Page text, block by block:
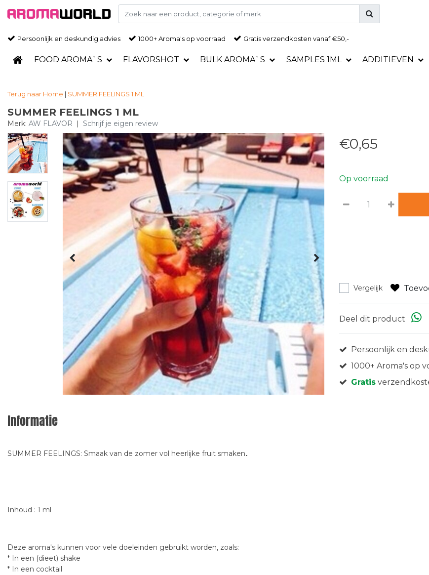
Persoonlijk en deskundig advies 1000+ Aroma's op voorraad Gratisverzendkosten vanaf €50,-
FOOD AROMA`S FLAVORSHOT BULK AROMA`S SAMPLES 1ML ADDITIEVEN
Terug naar Home | SUMMER FEELINGS 1 ML
SUMMER FEELINGS 1 ML
Merk: AW FLAVOR | Schrijf je eigen review
€0,65
Op voorraad
Vergelijk
Deel dit product
Persoonlijk en
1000+ Aroma's op
Gratis
Informatie
SUMMER FEELINGS: Smaak van de zomer vol heerlijke fruit smaken.
Inhoud : 1 ml
Deze aroma's kunnen voor vele doeleinden gebruikt worden, zoals:
* In een (dieet) shake
* In een cocktail